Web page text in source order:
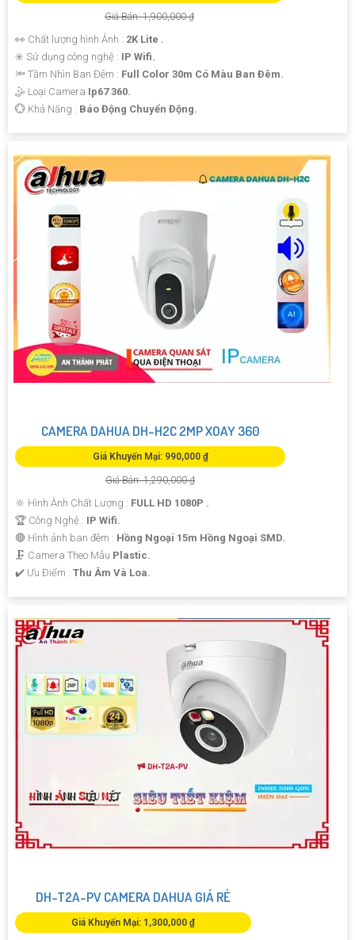
Giá Bán: 1,900,000 ₫
👀 Chất lượng hình Ảnh : 2K Lite .
✳️ Sử dụng công nghệ : IP Wifi.
🔦 Tầm Nhìn Ban Đêm : Full Color 30m Có Màu Ban Ðêm.
🤹 Loại Camera Ip67 360.
️💮 Khả Năng : Báo Động Chuyển Động.
CAMERA DAHUA DH-H2C 2MP XOAY 360
Giá Khuyến Mại: 990,000 ₫
Giá Bán: 1,290,000 ₫
🔆 Hình Ành Chất Lượng : FULL HD 1080P .
🏆 Công Nghệ : IP Wifi.
🔴 Hình ảnh ban đêm : Hồng Ngoại 15m Hồng Ngoại SMD.
🗜️ Camera Theo Mẫu Plastic.
️✔️ Ưu Điểm : Thu Âm Và Loa.
DH-T2A-PV CAMERA DAHUA GIÁ RẺ
Giá Khuyến Mại: 1,300,000 ₫